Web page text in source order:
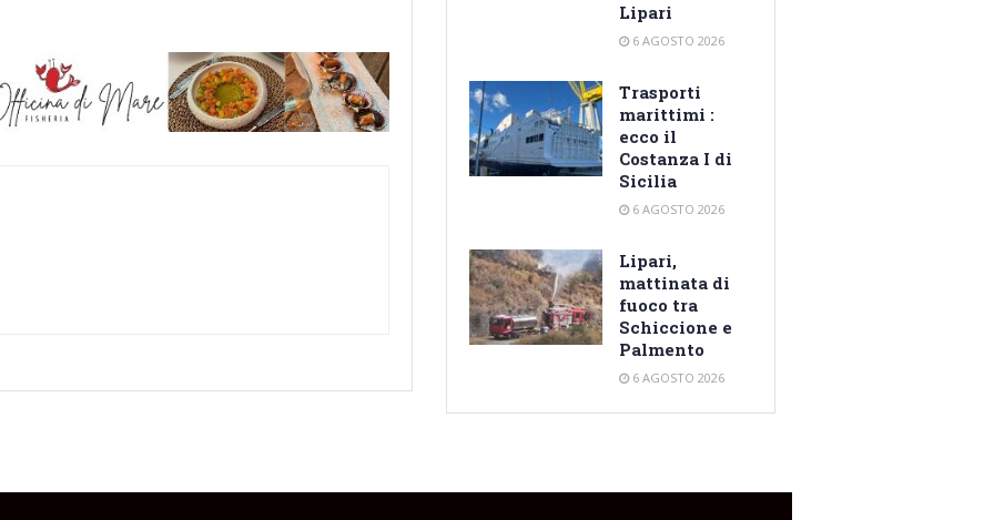
Lipari
6 AGOSTO 2026
Trasporti
marittimi :
ecco il
Costanza I di
Sicilia
6 AGOSTO 2026
Lipari,
mattinata di
fuoco tra
Schiccione e
Palmento
6 AGOSTO 2026